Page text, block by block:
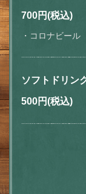
700円(税込)
・コロナビー
ソフトドリン
500円(税込)